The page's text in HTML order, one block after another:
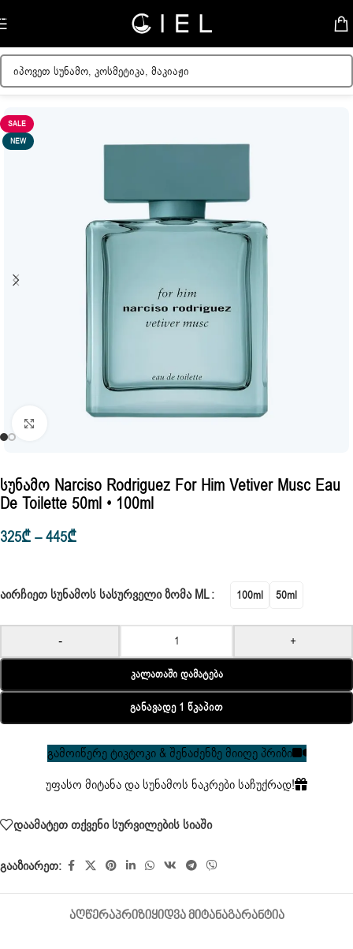
Skip to navigation
მთავარი/მამაკაცის სუნამოები
SALE
NEW
Სუნამო Narciso Rodriguez For Him Vetiver Musc Eau
De Toilette 50ml • 100ml
325₾–445₾
ᲐᲘᲠᲩᲘᲔᲗ ᲡᲣᲜᲐᲛᲝᲡ ᲡᲐᲡᲣᲠᲕᲔᲚᲘ ᲖᲝᲛᲐ ML 100ml 50ml
- +
Კალათაში Დამატება
Განავადე 1 Წკაპით
გამოიწერე ტიკტოკი & შენაძენზე მიიღე პრიზი
უფასო მიტანა და სუნამოს ნაკრები საჩუქრად!
დაამატეთ თქვენი სურვილების სიაში
გააზიარეთ:
ᲐᲦᲬᲔᲠᲐᲞᲠᲘᲖᲘᲧᲘᲓᲕᲐ ᲛᲘᲢᲐᲜᲐᲒᲐᲠᲐᲜᲢᲘᲐ